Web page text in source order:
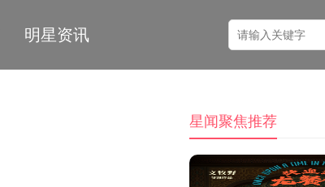
明星资讯
星闻聚焦推荐